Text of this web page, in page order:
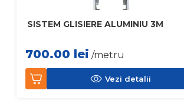
SISTEM GLISIERE ALUMINIU 3M
700.00 lei /metru
Vezi detalii